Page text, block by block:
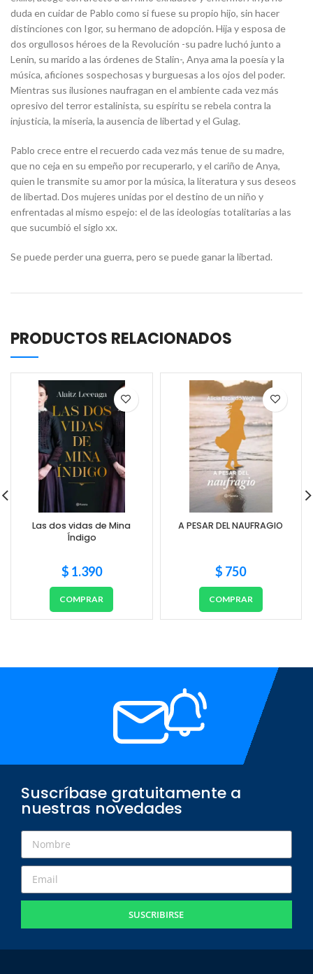
duda en cuidar de Pablo como si fuese su propio hijo, sin hacer
distinciones con Igor, su hermano de adopción. Hija y esposa de
dos orgullosos héroes de la Revolución -su padre luchó junto a
Lenin, su marido a las órdenes de Stalin-, Anya ama la poesía y la
música, aficiones sospechosas y burguesas a los ojos del poder.
Mientras sus ilusiones naufragan en el ambiente cada vez más
opresivo del terror estalinista, su espíritu se rebela contra la
injusticia, la miseria, la ausencia de libertad y el Gulag.
Pablo crece entre el recuerdo cada vez más tenue de su madre,
que no ceja en su empeño por recuperarlo, y el cariño de Anya,
quien le transmite su amor por la música, la literatura y sus deseos
de libertad. Dos mujeres unidas por el destino de un niño y
enfrentadas al mismo espejo: el de las ideologías totalitarias a las
que sucumbió el siglo xx.
Se puede perder una guerra, pero se puede ganar la libertad.
PRODUCTOS RELACIONADOS
Las dos vidas de Mina
Índigo
$ 1.390
COMPRAR
A PESAR DEL NAUFRAGIO
$ 750
COMPRAR
Suscríbase gratuitamente a
nuestras novedades
SUSCRIBIRSE